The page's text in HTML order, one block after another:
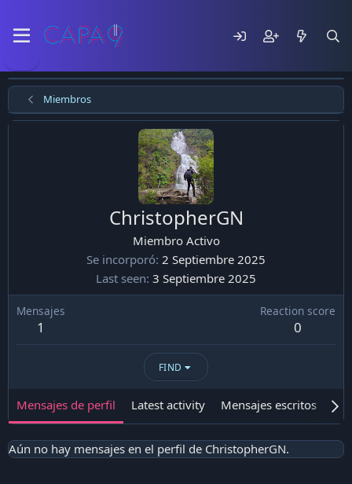
Miembros
ChristopherGN
Miembro Activo
Se incorporó 2 Septiembre 2025
Last seen 3 Septiembre 2025
Mensajes
1
Reaction score
0
FIND
Mensajes de perfil Latest activity Mensajes escritos
Aún no hay mensajes en el perfil de ChristopherGN.